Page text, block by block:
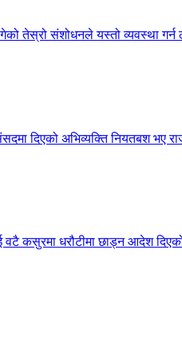
तेस्रो संशोधनले यस्तो व्यवस्था गर्न
दिएको अभिव्यक्ति नियतबश भए
वटै कसुरमा धरौटीमा छाड्न आदेश